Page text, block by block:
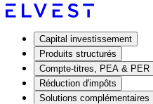
Capital investissement
Produits structurés
Compte-titres, PEA & PER
Réduction d'impôts
Solutions complémentaires